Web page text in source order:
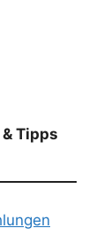
Tipps